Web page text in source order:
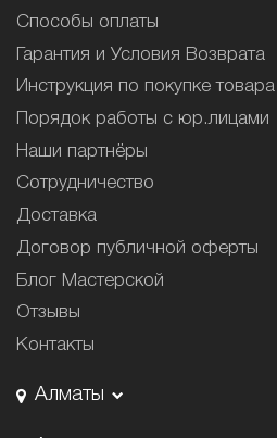
Способы оплаты
Гарантия и Условия Возврата
Инструкция по покупке товара
Порядок работы с юр.лицами
Наши партнёры
Сотрудничество
Доставка
Договор публичной оферты
Блог Мастерской
Отзывы
Контакты
Алматы